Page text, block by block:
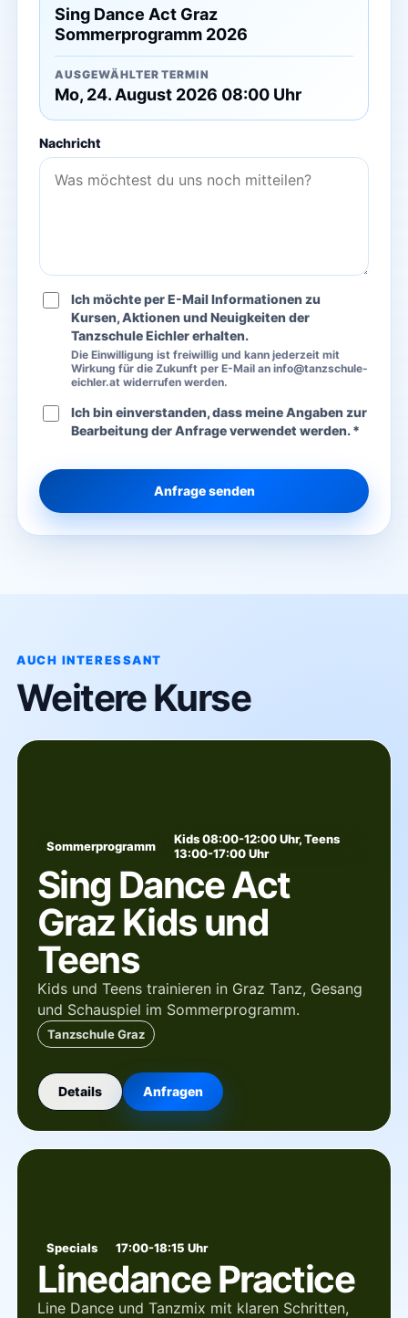
Sing Dance Act Graz
Sommerprogramm 2026
AUSGEWÄHLTER TERMIN
Mo, 24. August 2026 08:00 Uhr
Nachricht
Ich möchte per E-Mail Informationen zu
Kursen, Aktionen und Neuigkeiten der
Tanzschule Eichler erhalten.
Die Einwilligung ist freiwillig und kann jederzeit mit
Wirkung für die Zukunft per E-Mail an info@tanzschule-
eichler.at widerrufen werden.
Ich bin einverstanden, dass meine Angaben zur
Bearbeitung der Anfrage verwendet werden. *
Anfrage senden
AUCH INTERESSANT
Weitere Kurse
Sommerprogramm
Kids 08:00-12:00 Uhr, Teens
13:00-17:00 Uhr
Sing Dance Act
Graz Kids und
Teens
Kids und Teens trainieren in Graz Tanz, Gesang
und Schauspiel im Sommerprogramm.
Tanzschule Graz
Details Anfragen
Specials 17:00-18:15 Uhr
Linedance Practice
Line Dance und Tanzmix mit klaren Schritten,